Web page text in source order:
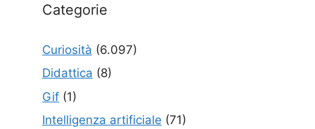
Categorie
Curiosità (6.097)
Didattica (8)
Gif (1)
Intelligenza artificiale (71)